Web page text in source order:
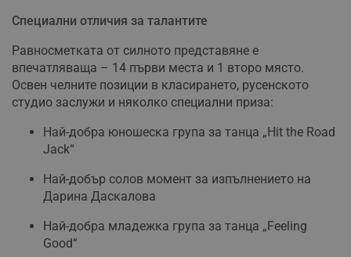
Специални отличия за талантите
Равносметката от силното представяне е
впечатляваща – 14 първи места и 1 второ място.
Освен челните позиции в класирането, русенското
студио заслужи и няколко специални приза:
Най-добра юношеска група за танца „Hit the Road
Jack“
Най-добър солов момент за изпълнението на
Дарина Даскалова
Най-добра младежка група за танца „Feeling
Good“